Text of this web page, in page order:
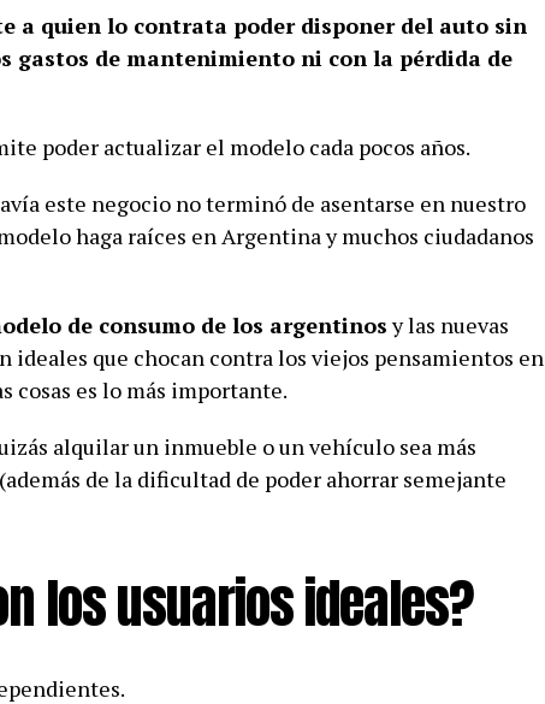
a quien lo contrata poder disponer del auto sin
gastos de mantenimiento ni con la pérdida de
poder actualizar el modelo cada pocos años.
este negocio no terminó de asentarse en nuestro
haga raíces en Argentina y muchos ciudadanos
de consumo de los argentinosy las nuevas
ideales que chocan contra los viejos pensamientos en
cosas es lo más importante.
alquilar un inmueble o un vehículo sea más
de la dificultad de poder ahorrar semejante
los usuarios ideales?